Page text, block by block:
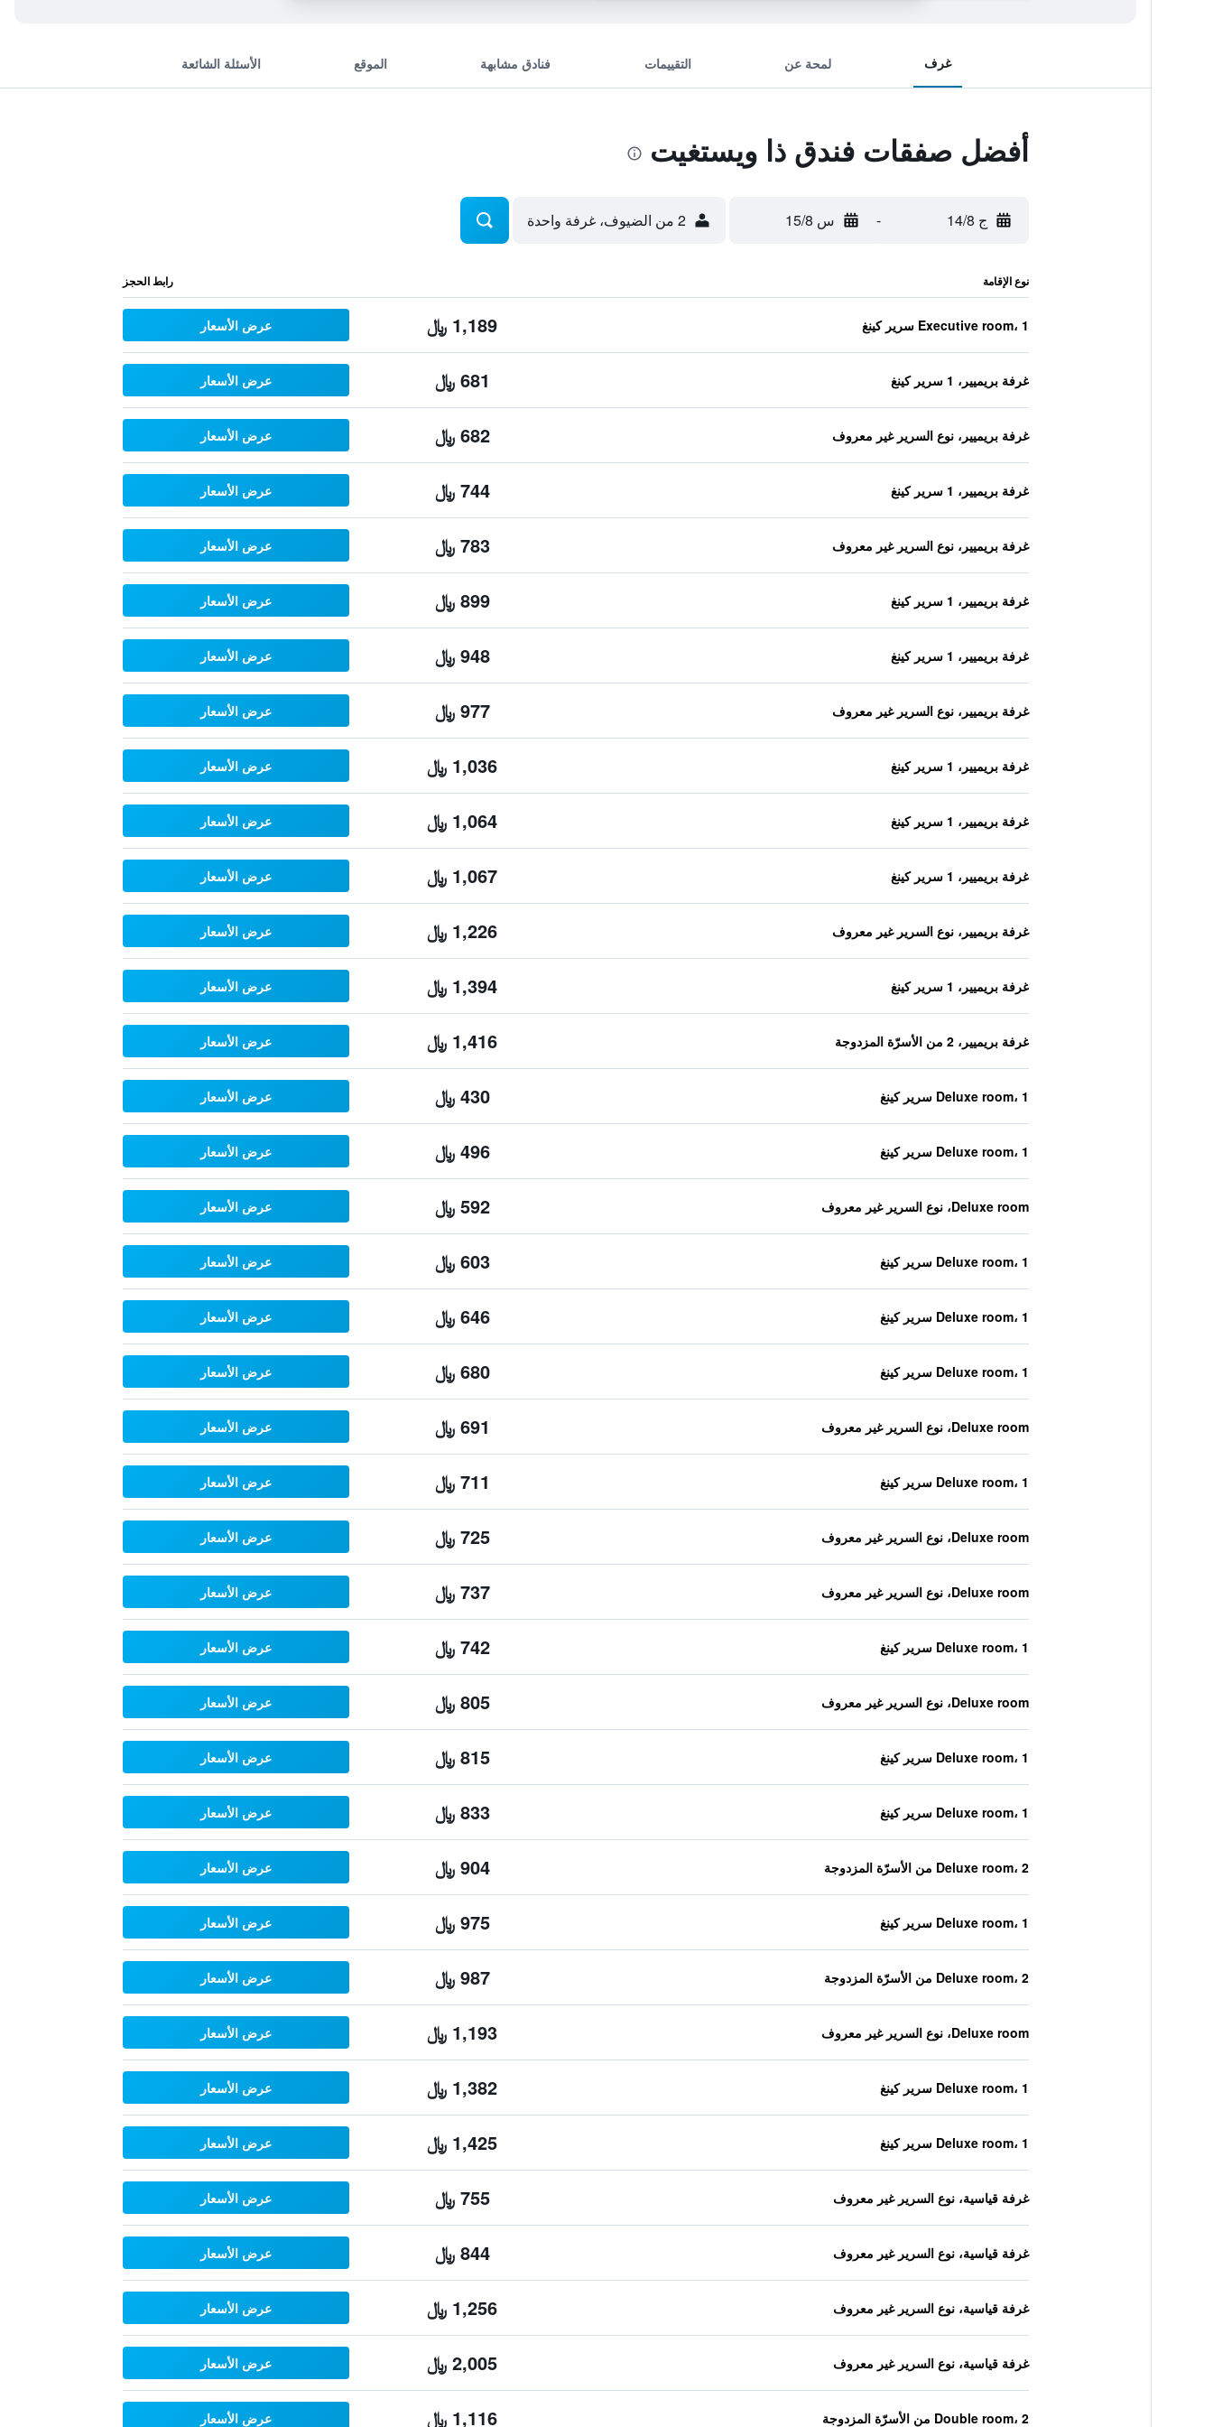
غرف لمحة عن التقييمات فنادق مشابهة الموقع الأسئلة الشائعة
أفضل صفقات فندق ذا ويستغيت
ج 14/8 - س 15/8 2 من الضيوف، غرفة واحدة
نوع الإقامة رابط الحجز
Executive room، 1 سرير كينغ 1,189 ﷼ عرض الأسعار
غرفة بريميير، 1 سرير كينغ 681 ﷼ عرض الأسعار
غرفة بريميير، نوع السرير غير معروف 682 ﷼ عرض الأسعار
غرفة بريميير، 1 سرير كينغ 744 ﷼ عرض الأسعار
غرفة بريميير، نوع السرير غير معروف 783 ﷼ عرض الأسعار
غرفة بريميير، 1 سرير كينغ 899 ﷼ عرض الأسعار
غرفة بريميير، 1 سرير كينغ 948 ﷼ عرض الأسعار
غرفة بريميير، نوع السرير غير معروف 977 ﷼ عرض الأسعار
غرفة بريميير، 1 سرير كينغ 1,036 ﷼ عرض الأسعار
غرفة بريميير، 1 سرير كينغ 1,064 ﷼ عرض الأسعار
غرفة بريميير، 1 سرير كينغ 1,067 ﷼ عرض الأسعار
غرفة بريميير، نوع السرير غير معروف 1,226 ﷼ عرض الأسعار
غرفة بريميير، 1 سرير كينغ 1,394 ﷼ عرض الأسعار
غرفة بريميير، 2 من الأسرّة المزدوجة 1,416 ﷼ عرض الأسعار
Deluxe room، 1 سرير كينغ 430 ﷼ عرض الأسعار
Deluxe room، 1 سرير كينغ 496 ﷼ عرض الأسعار
Deluxe room، نوع السرير غير معروف 592 ﷼ عرض الأسعار
Deluxe room، 1 سرير كينغ 603 ﷼ عرض الأسعار
Deluxe room، 1 سرير كينغ 646 ﷼ عرض الأسعار
Deluxe room، 1 سرير كينغ 680 ﷼ عرض الأسعار
Deluxe room، نوع السرير غير معروف 691 ﷼ عرض الأسعار
Deluxe room، 1 سرير كينغ 711 ﷼ عرض الأسعار
Deluxe room، نوع السرير غير معروف 725 ﷼ عرض الأسعار
Deluxe room، نوع السرير غير معروف 737 ﷼ عرض الأسعار
Deluxe room، 1 سرير كينغ 742 ﷼ عرض الأسعار
Deluxe room، نوع السرير غير معروف 805 ﷼ عرض الأسعار
Deluxe room، 1 سرير كينغ 815 ﷼ عرض الأسعار
Deluxe room، 1 سرير كينغ 833 ﷼ عرض الأسعار
Deluxe room، 2 من الأسرّة المزدوجة 904 ﷼ عرض الأسعار
Deluxe room، 1 سرير كينغ 975 ﷼ عرض الأسعار
Deluxe room، 2 من الأسرّة المزدوجة 987 ﷼ عرض الأسعار
Deluxe room، نوع السرير غير معروف 1,193 ﷼ عرض الأسعار
Deluxe room، 1 سرير كينغ 1,382 ﷼ عرض الأسعار
Deluxe room، 1 سرير كينغ 1,425 ﷼ عرض الأسعار
غرفة قياسية، نوع السرير غير معروف 755 ﷼ عرض الأسعار
غرفة قياسية، نوع السرير غير معروف 844 ﷼ عرض الأسعار
غرفة قياسية، نوع السرير غير معروف 1,256 ﷼ عرض الأسعار
غرفة قياسية، نوع السرير غير معروف 2,005 ﷼ عرض الأسعار
Double room، 2 من الأسرّة المزدوجة 1,116 ﷼ عرض الأسعار